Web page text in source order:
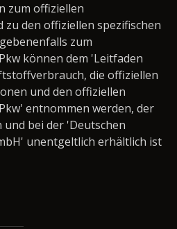
zum offiziellen
den offiziellen spezifischen
zum
können dem 'Leitfaden
die offiziellen
und den offiziellen
entnommen werden, der
bei der 'Deutschen
unentgeltlich erhältlich ist